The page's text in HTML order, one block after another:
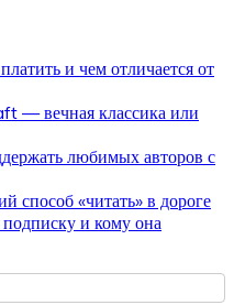
и чем отличается от
— вечная классика или
любимых авторов с
«читать» в дороге
и кому она